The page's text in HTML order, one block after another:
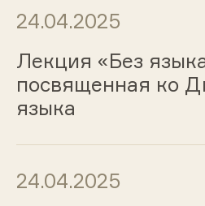
24.04.2025
Лекция «Без
посвященная ко
языка
24.04.2025